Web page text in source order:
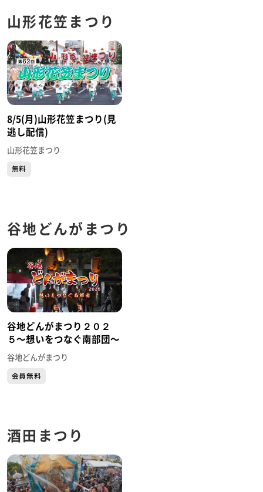
山形花笠まつり
8/5(月)山形花笠まつり(見
逃し配信)
山形花笠まつり
無料
谷地どんがまつり
谷地どんがまつり２０２
５〜想いをつなぐ南部団〜
谷地どんがまつり
会員無料
酒田まつり